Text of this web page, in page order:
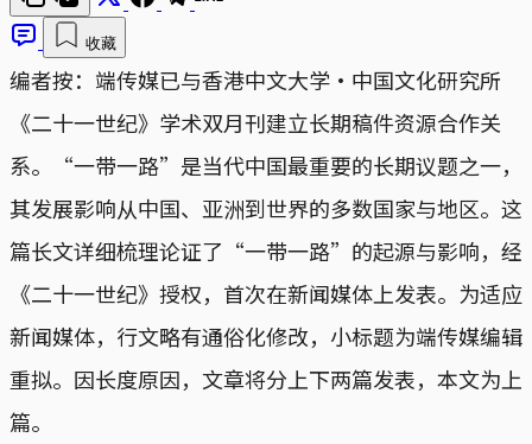
收藏
编者按：端传媒已与香港中文大学·中国文化研究所
《二十一世纪》学术双月刊建立长期稿件资源合作关
系。“一带一路”是当代中国最重要的长期议题之一，
其发展影响从中国、亚洲到世界的多数国家与地区。这
篇长文详细梳理论证了“一带一路”的起源与影响，经
《二十一世纪》授权，首次在新闻媒体上发表。为适应
新闻媒体，行文略有通俗化修改，小标题为端传媒编辑
重拟。因长度原因，文章将分上下两篇发表，本文为上
篇。